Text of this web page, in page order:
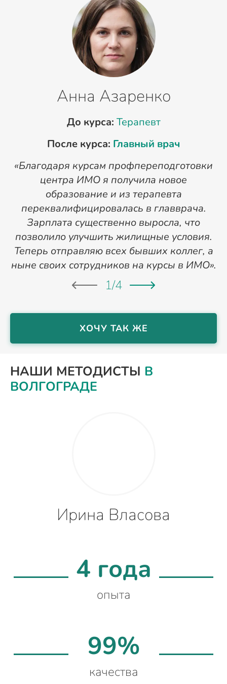
Анна Азаренко
До курса: Терапевт
После курса: Главный врач
«Благодаря курсам профпереподготовки
центра ИМО я получила новое
образование и из терапевта
переквалифицировалась в главврача.
Зарплата существенно выросла, что
позволило улучшить жилищные условия.
Теперь отправляю всех бывших коллег, а
ныне своих сотрудников на курсы в ИМО».
1/4
ХОЧУ ТАК ЖЕ
НАШИ МЕТОДИСТЫ В
ВОЛГОГРАДЕ
Ирина Власова
4 года
опыта
99%
качества